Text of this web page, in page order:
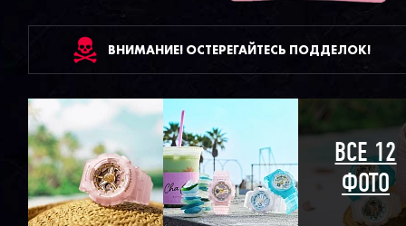
ВНИМАНИЕ! ОСТЕРЕГАЙТЕСЬ ПОДДЕЛОК!
ВСЕ 12
ФОТО